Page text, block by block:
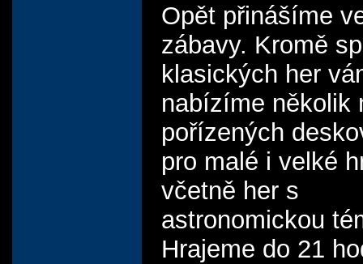
Opět přinášíme
zábavy. Kromě
klasických her
nabízíme několik
pořízených
pro malé i velké
včetně her s
astronomickou
Hrajeme do 21